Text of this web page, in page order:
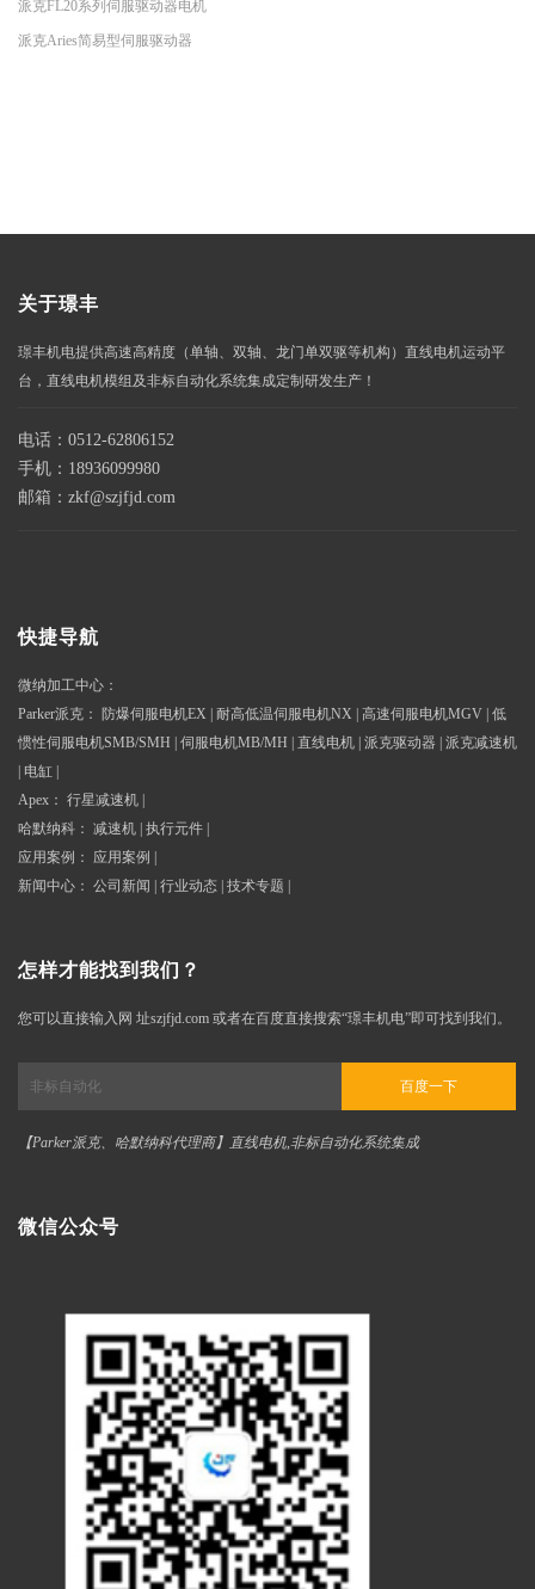
派克FL20系列伺服驱动器电机
派克Aries简易型伺服驱动器
关于璟丰
璟丰机电提供高速高精度（单轴、双轴、龙门单双驱等机构）直线电机运动平
台，直线电机模组及非标自动化系统集成定制研发生产！
电话：0512-62806152
手机：18936099980
邮箱：zkf@szjfjd.com
快捷导航
微纳加工中心 ：
Parker派克 ： 防爆伺服电机EX 耐高低温伺服电机NX 高速伺服电机MGV 低
惯性伺服电机SMB/SMH
伺服电机MB/MH 直线电机 派克驱动器
派克减速机
电缸
Apex ： 行星减速机
哈默纳科 ： 减速机 执行元件
应用案例 ： 应用案例
新闻中心 ： 公司新闻 行业动态 技术专题
怎样才能找到我们？
您可以直接输入网 址szjfjd.com 或者在百度直接搜索“璟丰机电”即可找到我们。
百度一下
【Parker派克、哈默纳科代理商】直线电机,非标自动化系统集成
微信公众号